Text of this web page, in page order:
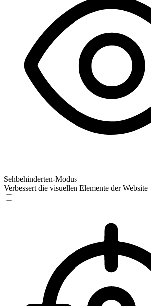
Sehbehinderten-Modus
Verbessert die visuellen Elemente der Website